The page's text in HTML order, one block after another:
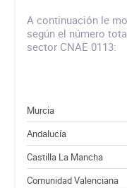
A continuación le
según el número
sector CNAE 0113:
Murcia
Andalucía
Castilla La Mancha
Comunidad Valenciana